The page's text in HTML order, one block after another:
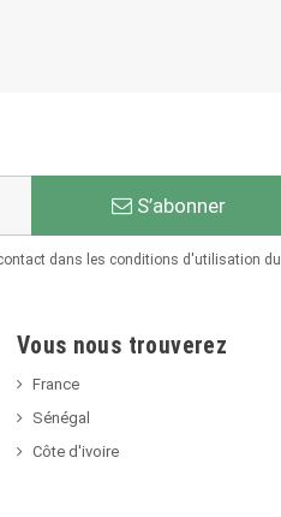
S’abonner
dans les conditions d'utilisation du
Vous nous trouverez
France
Sénégal
Côte d'ivoire